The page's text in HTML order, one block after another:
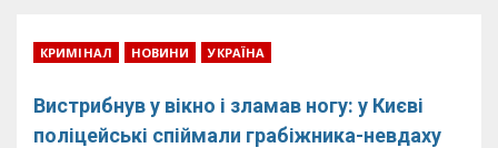
КРИМІНАЛ НОВИНИ УКРАЇНА
Вистрибнув у вікно і зламав ногу: у Києві
поліцейські спіймали грабіжника-невдаху